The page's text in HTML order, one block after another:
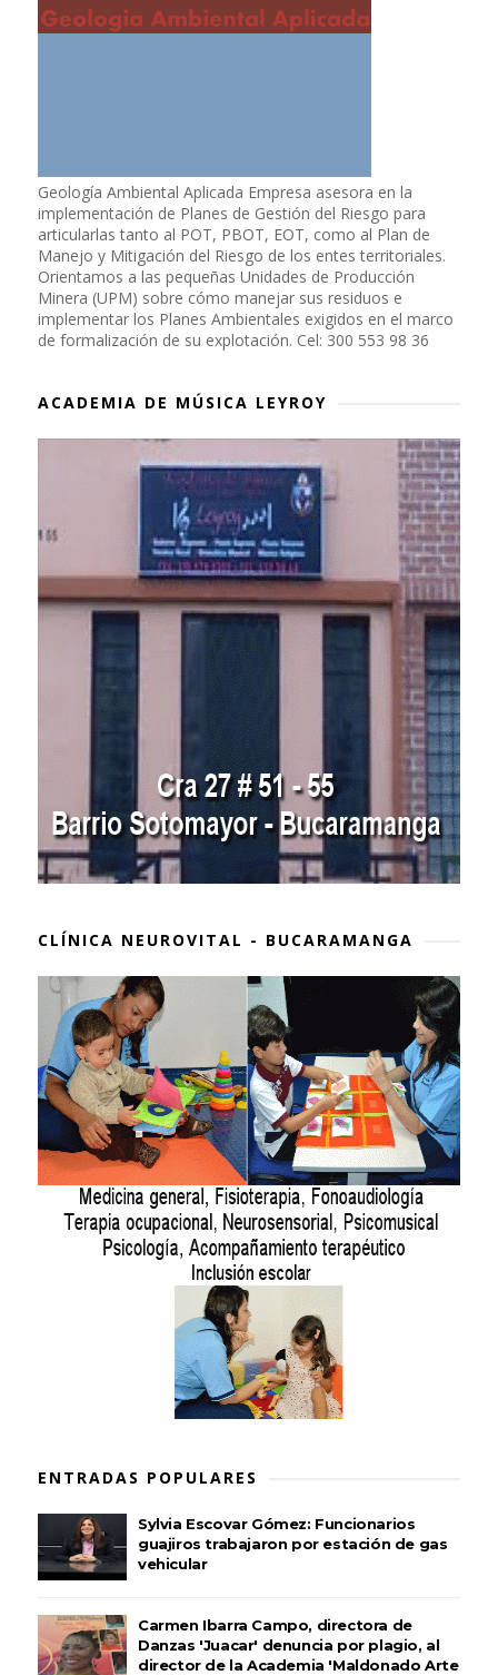
Geología Ambiental Aplicada Empresa asesora en la
implementación de Planes de Gestión del Riesgo para
articularlas tanto al POT, PBOT, EOT, como al Plan de
Manejo y Mitigación del Riesgo de los entes territoriales.
Orientamos a las pequeñas Unidades de Producción
Minera (UPM) sobre cómo manejar sus residuos e
implementar los Planes Ambientales exigidos en el marco
de formalización de su explotación. Cel: 300 553 98 36
ACADEMIA DE MÚSICA LEYROY
CLÍNICA NEUROVITAL - BUCARAMANGA
ENTRADAS POPULARES
Sylvia Escovar Gómez: Funcionarios
guajiros trabajaron por estación de gas
vehicular
Carmen Ibarra Campo, directora de
Danzas 'Juacar' denuncia por plagio, al
director de la Academia 'Maldonado Arte